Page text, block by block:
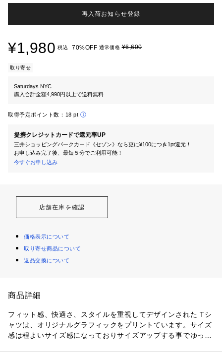
再入荷お知らせ登録
¥1,980 税込 70%OFF 通常価格¥6,600
取り寄せ
Saturdays NYC
購入合計金額4,990円以上で送料無料
取得予定ポイント数： 18 pt
提携クレジットカードで還元率UP
三井ショッピングパークカード《セゾン》なら更に¥100につき1pt還元！
お申し込み完了後、最短５分でご利用可能！
今すぐお申し込み
店舗在庫を確認
価格表示について
取り寄せ商品について
返品交換について
商品詳細
フィット感、快適さ、スタイルを重視してデザインされた Tシ
ャツは、オリジナルグラフィックをプリントています。サイズ
感は程よいサイズ感になっておりサイズアップする事でゆった